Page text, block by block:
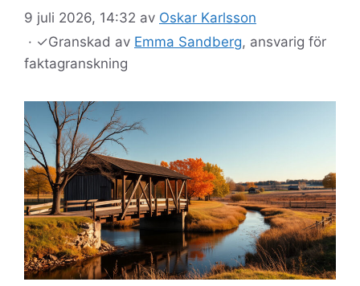
9 juli 2026, 14:32 av Oskar Karlsson
· ✓Granskad av Emma Sandberg, ansvarig för
faktagranskning